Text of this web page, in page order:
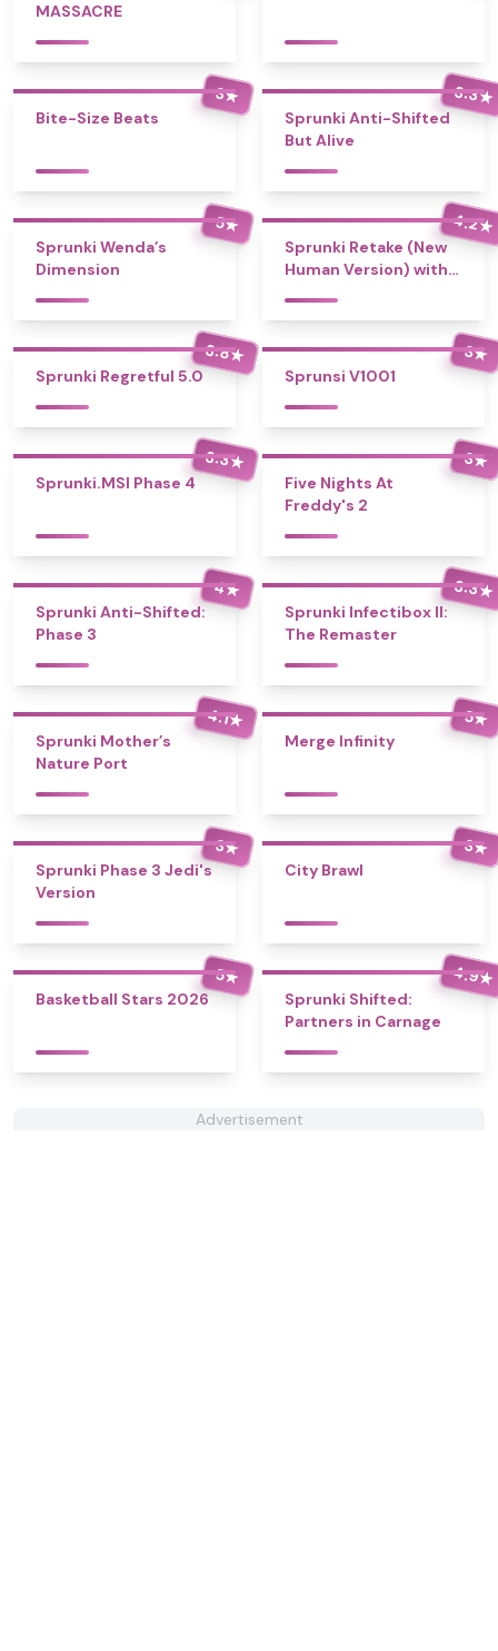
MASSACRE
3★
Bite-Size Beats
3.3★
Sprunki Anti-Shifted
But Alive
5★
Sprunki Wenda’s
Dimension
4.2★
Sprunki Retake (New
Human Version) with
3.8★
Sprunki Regretful 5.0
3★
Sprunsi V1001
3.3★
Sprunki.MSI Phase 4
3★
Five Nights At
Freddy's 2
4★
Sprunki Anti-Shifted:
Phase 3
3.3★
Sprunki Infectibox II:
The Remaster
4.1★
Sprunki Mother’s
Nature Port
5★
Merge Infinity
3★
Sprunki Phase 3 Jedi's
Version
3★
City Brawl
5★
Basketball Stars 2026
4.9★
Sprunki Shifted:
Partners in Carnage
Advertisement